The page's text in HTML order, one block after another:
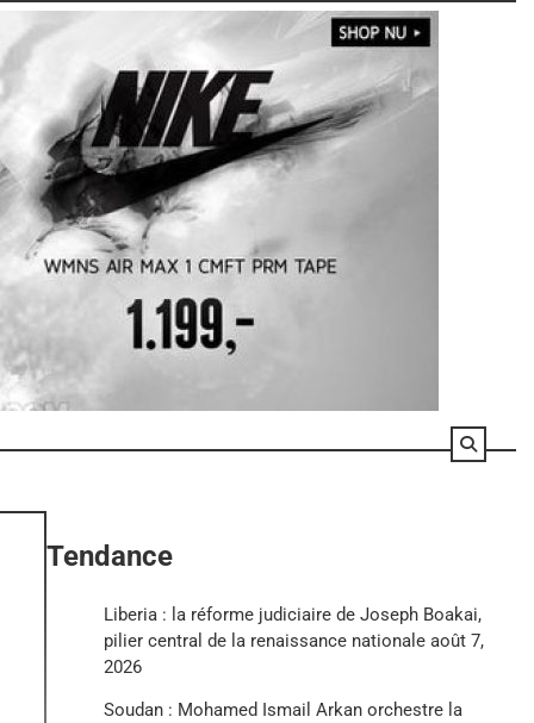
Tendance
Liberia : la réforme judiciaire de Joseph Boakai,
pilier central de la renaissance nationale août 7,
2026
Soudan : Mohamed Ismail Arkan orchestre la